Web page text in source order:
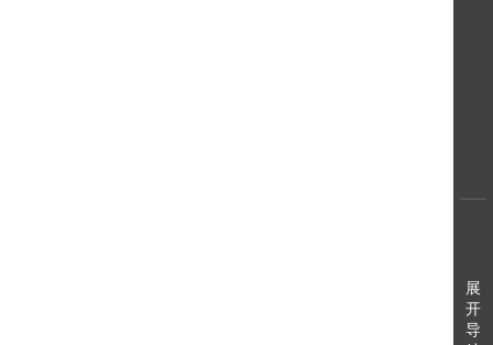
展
开
导